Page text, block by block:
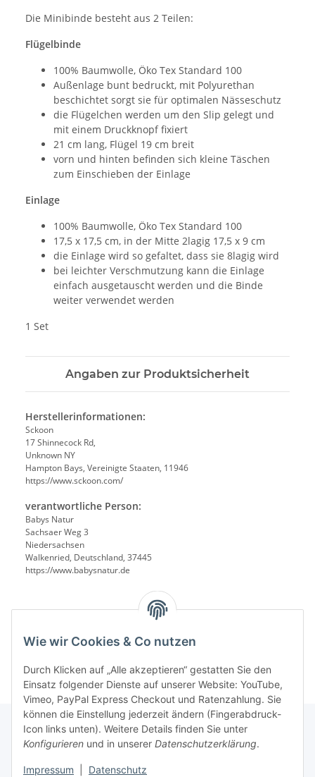
Wie wir Cookies & Co nutzen
Durch Klicken auf „Alle akzeptieren“ gestatten Sie den
Einsatz folgender Dienste auf unserer Website: YouTube,
Vimeo, PayPal Express Checkout und Ratenzahlung. Sie
können die Einstellung jederzeit ändern (Fingerabdruck-
Icon links unten). Weitere Details finden Sie unter
Konfigurieren und in unserer Datenschutzerklärung.
Impressum Datenschutz
Die Minibinde besteht aus 2 Teilen:
Flügelbinde
100% Baumwolle, Öko Tex Standard 100
Außenlage bunt bedruckt, mit Polyurethan
beschichtet sorgt sie für optimalen Nässeschutz
die Flügelchen werden um den Slip gelegt und
mit einem Druckknopf fixiert
21 cm lang, Flügel 19 cm breit
vorn und hinten befinden sich kleine Täschen
zum Einschieben der Einlage
Einlage
100% Baumwolle, Öko Tex Standard 100
17,5 x 17,5 cm, in der Mitte 2lagig 17,5 x 9 cm
die Einlage wird so gefaltet, dass sie 8lagig wird
bei leichter Verschmutzung kann die Einlage
einfach ausgetauscht werden und die Binde
weiter verwendet werden
1 Set
Angaben zur Produktsicherheit
Herstellerinformationen:
Sckoon
17 Shinnecock Rd,
Unknown NY
Hampton Bays, Vereinigte Staaten, 11946
https://www.sckoon.com/
verantwortliche Person:
Babys Natur
Sachsaer Weg 3
Niedersachsen
Walkenried, Deutschland, 37445
https://www.babysnatur.de